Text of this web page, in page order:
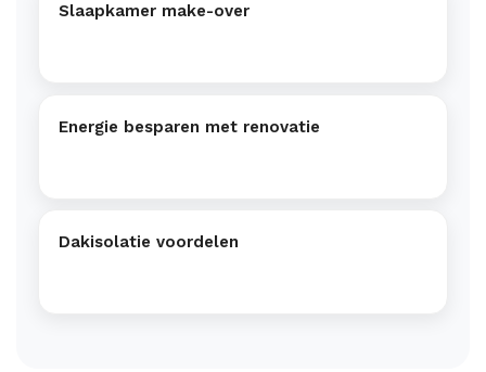
Slaapkamer make-over
Energie besparen met renovatie
Dakisolatie voordelen